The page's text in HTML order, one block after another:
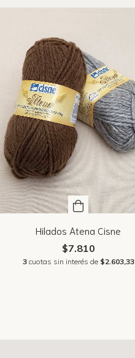
Hilados Atena Cisne
$7.810
3 cuotas sin interés de $2.603,33